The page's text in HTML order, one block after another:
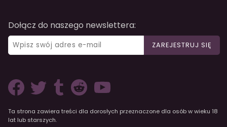
Dołącz do naszego newslettera:
ZAREJESTRUJ SIĘ
Ta strona zawiera treści dla dorosłych przeznaczone dla osób w wieku 18
lat lub starszych.